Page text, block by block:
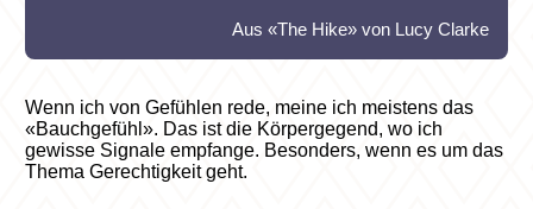
Aus «The Hike» von Lucy Clarke
Wenn ich von Gefühlen rede, meine ich meistens das
«Bauchgefühl». Das ist die Körpergegend, wo ich
gewisse Signale empfange. Besonders, wenn es um das
Thema Gerechtigkeit geht.